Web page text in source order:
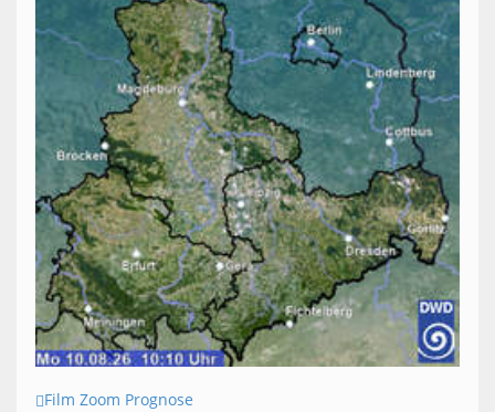
Film Zoom Prognose